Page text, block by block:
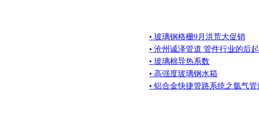
• 玻璃钢格栅9月洪荒大促销
• 沧州诚泽管道 管件行业的后
• 玻璃棉导热系数
• 高强度玻璃钢水箱
• 铝合金快捷管路系统之氩气